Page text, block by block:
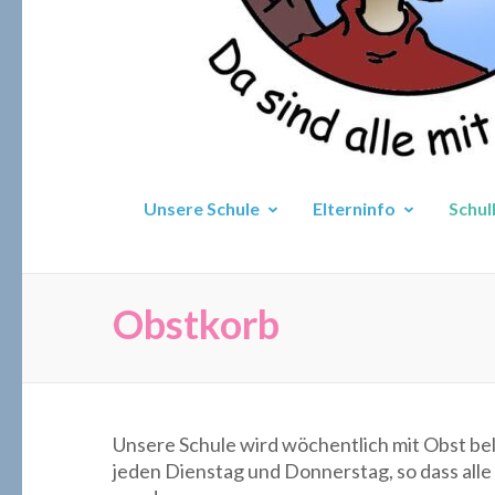
Unsere Schule Elterninfo
Obstkorb
Unsere Schule wird wöchentlich mit Obst
jeden Dienstag und Donnerstag, so dass